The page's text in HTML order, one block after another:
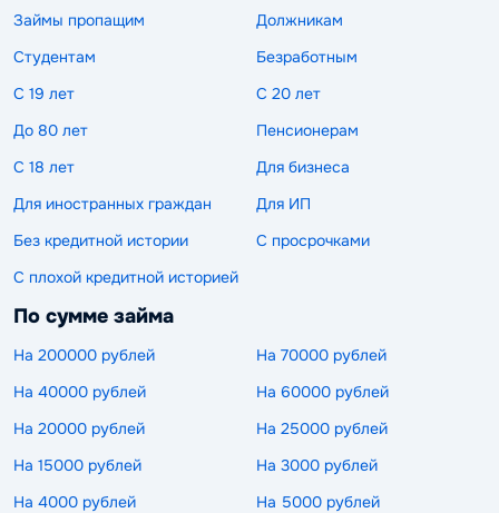
Займы пропащим
Должникам
Студентам
Безработным
С 19 лет
С 20 лет
До 80 лет
Пенсионерам
С 18 лет
Для бизнеса
Для иностранных граждан
Для ИП
Без кредитной истории
С просрочками
С плохой кредитной историей
По сумме займа
На 200000 рублей
На 70000 рублей
На 40000 рублей
На 60000 рублей
На 20000 рублей
На 25000 рублей
На 15000 рублей
На 3000 рублей
На 4000 рублей
На 5000 рублей